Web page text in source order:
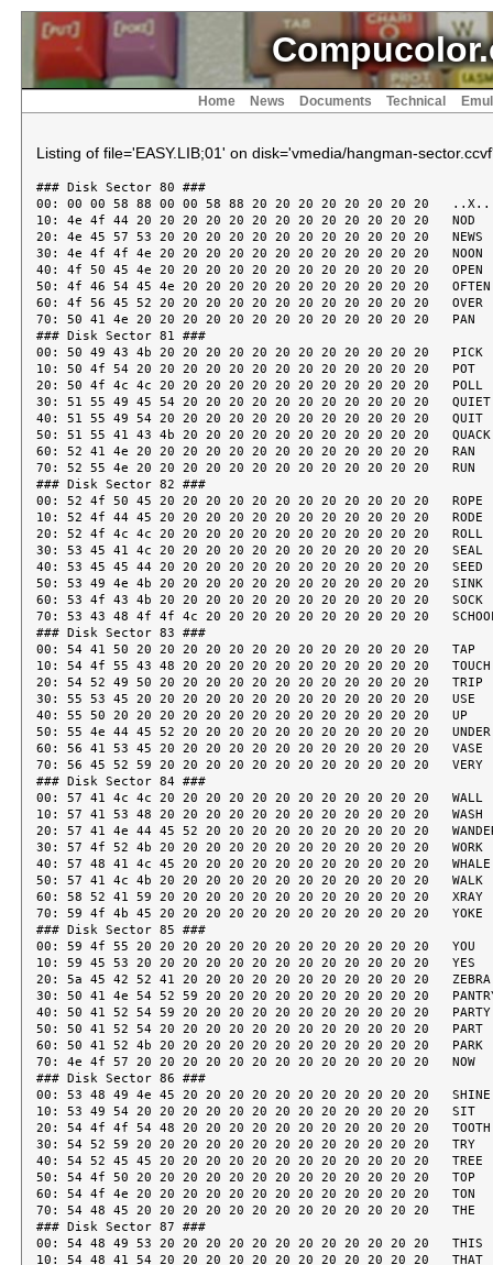
Home News Documents Technical
Listing of file='EASY.LIB;01' on disk='vmedia/hangman-
### Disk Sector 80 ###
00: 00 00 58 88 00 00 58 88 20 20 20 20 20 20 20 20   ..X...X.
10: 4e 4f 44 20 20 20 20 20 20 20 20 20 20 20 20 20   NOD
20: 4e 45 57 53 20 20 20 20 20 20 20 20 20 20 20 20   NEWS
30: 4e 4f 4f 4e 20 20 20 20 20 20 20 20 20 20 20 20   NOON
40: 4f 50 45 4e 20 20 20 20 20 20 20 20 20 20 20 20   OPEN
50: 4f 46 54 45 4e 20 20 20 20 20 20 20 20 20 20 20   OFTEN
60: 4f 56 45 52 20 20 20 20 20 20 20 20 20 20 20 20   OVER
70: 50 41 4e 20 20 20 20 20 20 20 20 20 20 20 20 20   PAN
### Disk Sector 81 ###
00: 50 49 43 4b 20 20 20 20 20 20 20 20 20 20 20 20   PICK
10: 50 4f 54 20 20 20 20 20 20 20 20 20 20 20 20 20   POT
20: 50 4f 4c 4c 20 20 20 20 20 20 20 20 20 20 20 20   POLL
30: 51 55 49 45 54 20 20 20 20 20 20 20 20 20 20 20   QUIET
40: 51 55 49 54 20 20 20 20 20 20 20 20 20 20 20 20   QUIT
50: 51 55 41 43 4b 20 20 20 20 20 20 20 20 20 20 20   QUACK
60: 52 41 4e 20 20 20 20 20 20 20 20 20 20 20 20 20   RAN
70: 52 55 4e 20 20 20 20 20 20 20 20 20 20 20 20 20   RUN
### Disk Sector 82 ###
00: 52 4f 50 45 20 20 20 20 20 20 20 20 20 20 20 20   ROPE
10: 52 4f 44 45 20 20 20 20 20 20 20 20 20 20 20 20   RODE
20: 52 4f 4c 4c 20 20 20 20 20 20 20 20 20 20 20 20   ROLL
30: 53 45 41 4c 20 20 20 20 20 20 20 20 20 20 20 20   SEAL
40: 53 45 45 44 20 20 20 20 20 20 20 20 20 20 20 20   SEED
50: 53 49 4e 4b 20 20 20 20 20 20 20 20 20 20 20 20   SINK
60: 53 4f 43 4b 20 20 20 20 20 20 20 20 20 20 20 20   SOCK
70: 53 43 48 4f 4f 4c 20 20 20 20 20 20 20 20 20 20   SCHOOL
### Disk Sector 83 ###
00: 54 41 50 20 20 20 20 20 20 20 20 20 20 20 20 20   TAP
10: 54 4f 55 43 48 20 20 20 20 20 20 20 20 20 20 20   TOUCH
20: 54 52 49 50 20 20 20 20 20 20 20 20 20 20 20 20   TRIP
30: 55 53 45 20 20 20 20 20 20 20 20 20 20 20 20 20   USE
40: 55 50 20 20 20 20 20 20 20 20 20 20 20 20 20 20   UP
50: 55 4e 44 45 52 20 20 20 20 20 20 20 20 20 20 20   UNDER
60: 56 41 53 45 20 20 20 20 20 20 20 20 20 20 20 20   VASE
70: 56 45 52 59 20 20 20 20 20 20 20 20 20 20 20 20   VERY
### Disk Sector 84 ###
00: 57 41 4c 4c 20 20 20 20 20 20 20 20 20 20 20 20   WALL
10: 57 41 53 48 20 20 20 20 20 20 20 20 20 20 20 20   WASH
20: 57 41 4e 44 45 52 20 20 20 20 20 20 20 20 20 20   WANDER
30: 57 4f 52 4b 20 20 20 20 20 20 20 20 20 20 20 20   WORK
40: 57 48 41 4c 45 20 20 20 20 20 20 20 20 20 20 20   WHALE
50: 57 41 4c 4b 20 20 20 20 20 20 20 20 20 20 20 20   WALK
60: 58 52 41 59 20 20 20 20 20 20 20 20 20 20 20 20   XRAY
70: 59 4f 4b 45 20 20 20 20 20 20 20 20 20 20 20 20   YOKE
### Disk Sector 85 ###
00: 59 4f 55 20 20 20 20 20 20 20 20 20 20 20 20 20   YOU
10: 59 45 53 20 20 20 20 20 20 20 20 20 20 20 20 20   YES
20: 5a 45 42 52 41 20 20 20 20 20 20 20 20 20 20 20   ZEBRA
30: 50 41 4e 54 52 59 20 20 20 20 20 20 20 20 20 20   PANTRY
40: 50 41 52 54 59 20 20 20 20 20 20 20 20 20 20 20   PARTY
50: 50 41 52 54 20 20 20 20 20 20 20 20 20 20 20 20   PART
60: 50 41 52 4b 20 20 20 20 20 20 20 20 20 20 20 20   PARK
70: 4e 4f 57 20 20 20 20 20 20 20 20 20 20 20 20 20   NOW
### Disk Sector 86 ###
00: 53 48 49 4e 45 20 20 20 20 20 20 20 20 20 20 20   SHINE
10: 53 49 54 20 20 20 20 20 20 20 20 20 20 20 20 20   SIT
20: 54 4f 4f 54 48 20 20 20 20 20 20 20 20 20 20 20   TOOTH
30: 54 52 59 20 20 20 20 20 20 20 20 20 20 20 20 20   TRY
40: 54 52 45 45 20 20 20 20 20 20 20 20 20 20 20 20   TREE
50: 54 4f 50 20 20 20 20 20 20 20 20 20 20 20 20 20   TOP
60: 54 4f 4e 20 20 20 20 20 20 20 20 20 20 20 20 20   TON
70: 54 48 45 20 20 20 20 20 20 20 20 20 20 20 20 20   THE
### Disk Sector 87 ###
00: 54 48 49 53 20 20 20 20 20 20 20 20 20 20 20 20   THIS
10: 54 48 41 54 20 20 20 20 20 20 20 20 20 20 20 20   THAT
20: 41 52 54 20 20 20 20 20 20 20 20 20 20 20 20 20   ART
30: 41 4e 54 20 20 20 20 20 20 20 20 20 20 20 20 20   ANT
40: 42 45 45 20 20 20 20 20 20 20 20 20 20 20 20 20   BEE
50: 42 41 54 20 20 20 20 20 20 20 20 20 20 20 20 20   BAT
60: 42 55 47 20 20 20 20 20 20 20 20 20 20 20 20 20   BUG
70: 42 45 54 20 20 20 20 20 20 20 20 20 20 20 20 20   BET
### Disk Sector 88 ###
00: 42 55 53 20 20 20 20 20 20 20 20 20 20 20 20 20   BUS
10: 43 41 54 20 20 20 20 20 20 20 20 20 20 20 20 20   CAT
20: 43 55 54 20 20 20 20 20 20 20 20 20 20 20 20 20   CUT
30: 43 4f 4f 4c 20 20 20 20 20 20 20 20 20 20 20 20   COOL
40: 43 4f 4f 4b 20 20 20 20 20 20 20 20 20 20 20 20   COOK
50: 42 4f 4f 4b 20 20 20 20 20 20 20 20 20 20 20 20   BOOK
60: 42 4f 41 54 20 20 20 20 20 20 20 20 20 20 20 20   BOAT
70: 42 45 53 54 20 20 20 20 20 20 20 20 20 20 20 20   BEST
### Disk Sector 89 ###
00: 44 4f 47 20 20 20 20 20 20 20 20 20 20 20 20 20   DOG
10: 44 4f 4f 52 20 20 20 20 20 20 20 20 20 20 20 20   DOOR
20: 46 55 52 20 20 20 20 20 20 20 20 20 20 20 20 20   FUR
30: 46 45 45 54 20 20 20 20 20 20 20 20 20 20 20 20   FEET
40: 46 4f 4f 54 20 20 20 20 20 20 20 20 20 20 20 20   FOOT
50: 46 4f 4f 4c 20 20 20 20 20 20 20 20 20 20 20 20   FOOL
60: 47 4f 4f 44 20 20 20 20 20 20 20 20 20 20 20 20   GOOD
70: 47 4f 20 20 20 20 20 20 20 20 20 20 20 20 20 20   GO
### Disk Sector 90 ###
00: 48 55 52 54 20 20 20 20 20 20 20 20 20 20 20 20   HURT
10: 48 45 41 54 20 20 20 20 20 20 20 20 20 20 20 20   HEAT
20: 48 45 45 4c 20 20 20 20 20 20 20 20 20 20 20 20   HEEL
30: 41 4e 59 20 20 20 20 20 20 20 20 20 20 20 20 20   ANY
40: 42 4f 44 59 20 20 20 20 20 20 20 20 20 20 20 20   BODY
50: 42 55 52 4e 20 20 20 20 20 20 20 20 20 20 20 20   BURN
60: 43 4f 4f 4b 49 45 20 20 20 20 20 20 20 20 20 20   COOKIE
70: 43 41 4e 44 59 20 20 20 20 20 20 20 20 20 20 20   CANDY
### Disk Sector 91 ###
00: 44 45 45 50 20 20 20 20 20 20 20 20 20 20 20 20   DEEP
10: 44 4f 54 20 20 20 20 20 20 20 20 20 20 20 20 20   DOT
20: 45 56 45 52 20 20 20 20 20 20 20 20 20 20 20 20   EVER
30: 45 4e 44 20 20 20 20 20 20 20 20 20 20 20 20 20   END
40: 45 47 47 20 20 20 20 20 20 20 20 20 20 20 20 20   EGG
50: 47 41 4d 45 20 20 20 20 20 20 20 20 20 20 20 20   GAME
60: 4c 41 5a 59 20 20 20 20 20 20 20 20 20 20 20 20   LAZY
70: 4c 4f 4f 4b 20 20 20 20 20 20 20 20 20 20 20 20   LOOK
### Disk Sector 92 ###
00: 4c 49 4b 45 20 20 20 20 20 20 20 20 20 20 20 20   LIKE
10: 4c 45 47 20 20 20 20 20 20 20 20 20 20 20 20 20   LEG
20: 4d 41 44 45 20 20 20 20 20 20 20 20 20 20 20 20   MADE
30: 4d 41 4e 59 20 20 20 20 20 20 20 20 20 20 20 20   MANY
40: 4d 41 4e 20 20 20 20 20 20 20 20 20 20 20 20 20   MAN
50: 4d 4f 4d 4d 59 20 20 20 20 20 20 20 20 20 20 20   MOMMY
60: 44 41 44 44 59 20 20 20 20 20 20 20 20 20 20 20   DADDY
70: 44 49 52 54 20 20 20 20 20 20 20 20 20 20 20 20   DIRT
### Disk Sector 93 ###
00: 44 55 4d 4d 59 20 20 20 20 20 20 20 20 20 20 20   DUMMY
10: 43 41 52 20 20 20 20 20 20 20 20 20 20 20 20 20   CAR
20: 43 41 4e 20 20 20 20 20 20 20 20 20 20 20 20 20   CAN
30: 4b 49 54 54 59 20 20 20 20 20 20 20 20 20 20 20   KITTY
40: 42 55 4c 4c 20 20 20 20 20 20 20 20 20 20 20 20   BULL
50: 42 55 4e 4e 59 20 20 20 20 20 20 20 20 20 20 20   BUNNY
60: 42 45 52 52 59 20 20 20 20 20 20 20 20 20 20 20   BERRY
70: 43 4f 4c 44 20 20 20 20 20 20 20 20 20 20 20 20   COLD
### Disk Sector 94 ###
00: 48 4f 54 20 20 20 20 20 20 20 20 20 20 20 20 20   HOT
10: 48 41 4e 44 20 20 20 20 20 20 20 20 20 20 20 20   HAND
20: 48 41 50 50 59 20 20 20 20 20 20 20 20 20 20 20   HAPPY
30: 43 41 52 44 20 20 20 20 20 20 20 20 20 20 20 20   CARD
40: 44 55 4d 50 20 20 20 20 20 20 20 20 20 20 20 20   DUMP
50: 44 41 4e 43 45 20 20 20 20 20 20 20 20 20 20 20   DANCE
60: 44 52 55 4d 20 20 20 20 20 20 20 20 20 20 20 20   DRUM
70: 44 4f 4f 52 20 20 20 20 20 20 20 20 20 20 20 20   DOOR
### Disk Sector 95 ###
00: 46 55 4e 4e 59 20 20 20 20 20 20 20 20 20 20 20   FUNNY
10: 46 41 53 54 20 20 20 20 20 20 20 20 20 20 20 20   FAST
20: 46 55 4e 20 20 20 20 20 20 20 20 20 20 20 20 20   FUN
30: 46 49 52 53 54 20 20 20 20 20 20 20 20 20 20 20   FIRST
40: 46 49 4e 45 20 20 20 20 20 20 20 20 20 20 20 20   FINE
50: 48 41 4e 44 20 20 20 20 20 20 20 20 20 20 20 20   HAND
60: 48 41 50 50 59 20 20 20 20 20 20 20 20 20 20 20   HAPPY
70: 48 4f 4d 45 20 20 20 20 20 20 20 20 20 20 20 20   HOME
### Disk Sector 96 ###
00: 48 4f 4c 45 20 20 20 20 20 20 20 20 20 20 20 20   HOLE
10: 48 4f 54 20 20 20 20 20 20 20 20 20 20 20 20 20   HOT
20: 48 4f 50 20 20 20 20 20 20 20 20 20 20 20 20 20   HOP
30: 48 4f 52 53 45 20 20 20 20 20 20 20 20 20 20 20   HORSE
40: 48 4f 4f 50 20 20 20 20 20 20 20 20 20 20 20 20   HOOP
50: 49 43 45 20 20 20 20 20 20 20 20 20 20 20 20 20   ICE
60: 49 4e 20 20 20 20 20 20 20 20 20 20 20 20 20 20   IN
70: 4a 55 4d 50 20 20 20 20 20 20 20 20 20 20 20 20   JUMP
### Disk Sector 97 ###
00: 4a 41 52 20 20 20 20 20 20 20 20 20 20 20 20 20   JAR
10: 4c 45 54 20 20 20 20 20 20 20 20 20 20 20 20 20   LET
20: 42 49 4c 4c 59 20 20 20 20 20 20 20 20 20 20 20   BILLY
30: 44 41 4e 4e 59 20 20 20 20 20 20 20 20 20 20 20   DANNY
40: 4c 4f 4f 4b 20 20 20 20 20 20 20 20 20 20 20 20   LOOK
50: 4c 49 50 20 20 20 20 20 20 20 20 20 20 20 20 20   LIP
60: 4c 49 44 20 20 20 20 20 20 20 20 20 20 20 20 20   LID
70: 4d 45 41 4e 20 20 20 20 20 20 20 20 20 20 20 20   MEAN
### Disk Sector 98 ###
00: 4d 41 4e 20 20 20 20 20 20 20 20 20 20 20 20 20   MAN
10: 4d 45 53 53 20 20 20 20 20 20 20 20 20 20 20 20   MESS
20: 4d 4f 54 48 45 52 20 20 20 20 20 20 20 20 20 20   MOTHER
30: 46 55 4e 4e 59 20 20 20 20 20 20 20 20 20 20 20   FUNNY
40: 47 52 4f 57 20 20 20 20 20 20 20 20 20 20 20 20   GROW
50: 50 49 45 20 20 20 20 20 20 20 20 20 20 20 20 20   PIE
60: 53 48 4f 57 45 52 20 20 20 20 20 20 20 20 20 20   SHOWER
70: 52 55 4c 45 20 20 20 20 20 20 20 20 20 20 20 20   RULE
### Disk Sector 99 ###
00: 4e 4f 54 45 20 20 20 20 20 20 20 20 20 20 20 20   NOTE
10: 52 45 44 20 20 20 20 20 20 20 20 20 20 20 20 20   RED
20: 54 52 41 50 20 20 20 20 20 20 20 20 20 20 20 20   TRAP
30: 57 45 4c 4c 20 20 20 20 20 20 20 20 20 20 20 20   WELL
40: 53 41 44 20 20 20 20 20 20 20 20 20 20 20 20 20   SAD
50: 50 4f 4b 45 20 20 20 20 20 20 20 20 20 20 20 20   POKE
60: 53 41 59 20 20 20 20 20 20 20 20 20 20 20 20 20   SAY
70: 54 4f 59 20 20 20 20 20 20 20 20 20 20 20 20 20   TOY
### Disk Sector 100 ###
00: 50 55 50 50 59 20 20 20 20 20 20 20 20 20 20 20   PUPPY
10: 50 41 50 45 52 20 20 20 2